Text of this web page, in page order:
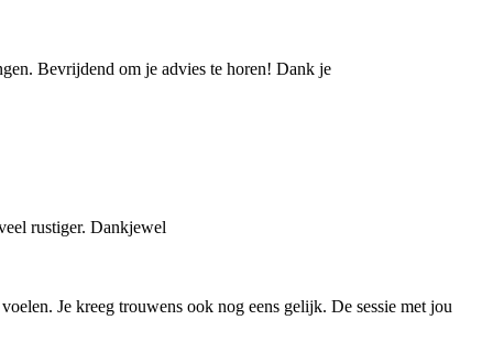
Bevrijdend om je advies te horen! Dank je
rustiger. Dankjewel
Je kreeg trouwens ook nog eens gelijk. De sessie met jou